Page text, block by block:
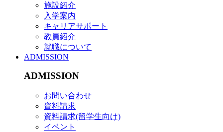
施設紹介
入学案内
キャリアサポート
教員紹介
就職について
ADMISSION
ADMISSION
お問い合わせ
資料請求
資料請求(留学生向け)
イベント